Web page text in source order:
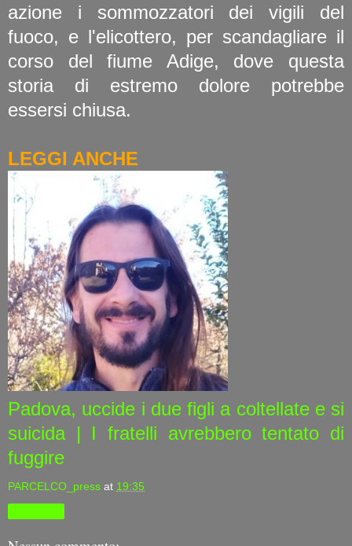
azione i sommozzatori dei vigili del
fuoco, e l'elicottero, per scandagliare il
corso del fiume Adige, dove questa
storia di estremo dolore potrebbe
essersi chiusa.
LEGGI ANCHE
Padova, uccide i due figli a coltellate e si
suicida | I fratelli avrebbero tentato di
fuggire
PARCELCO_press at 19:35